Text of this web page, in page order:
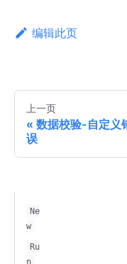
编辑此页
上一页
数据校验-自定义
误
Ne
w
Ru
n